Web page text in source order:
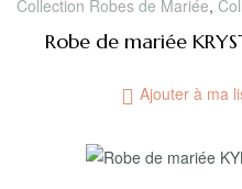
Collection Robes de Mariée,
Robe de mariée
Ajouter à ma